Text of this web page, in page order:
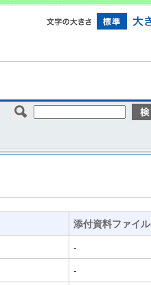
添付資料ファイル
-
-